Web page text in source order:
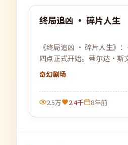
最新
终局追凶 · 碎片人生
《终局追凶 · 碎片人生》
四点正式开始。蒂尔达·斯
探、彼此依靠，在没有退路
奇幻剧场
2.5万 2.4千 8年前